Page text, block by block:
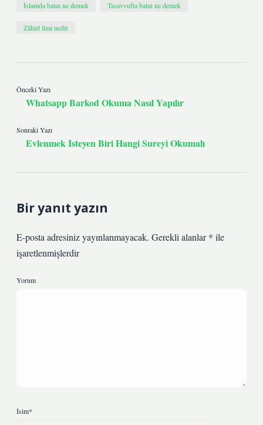
İslamda batın ne demek Tasavvufta batın ne demek
Zâhirî ilmi nedir
Önceki Yazı
Whatsapp Barkod Okuma Nasıl Yapılır
Sonraki Yazı
Evlenmek Isteyen Biri Hangi Sureyi Okumalı
Bir yanıt yazın
E-posta adresiniz yayınlanmayacak. Gerekli alanlar* ile
işaretlenmişlerdir
Yorum
İsim*